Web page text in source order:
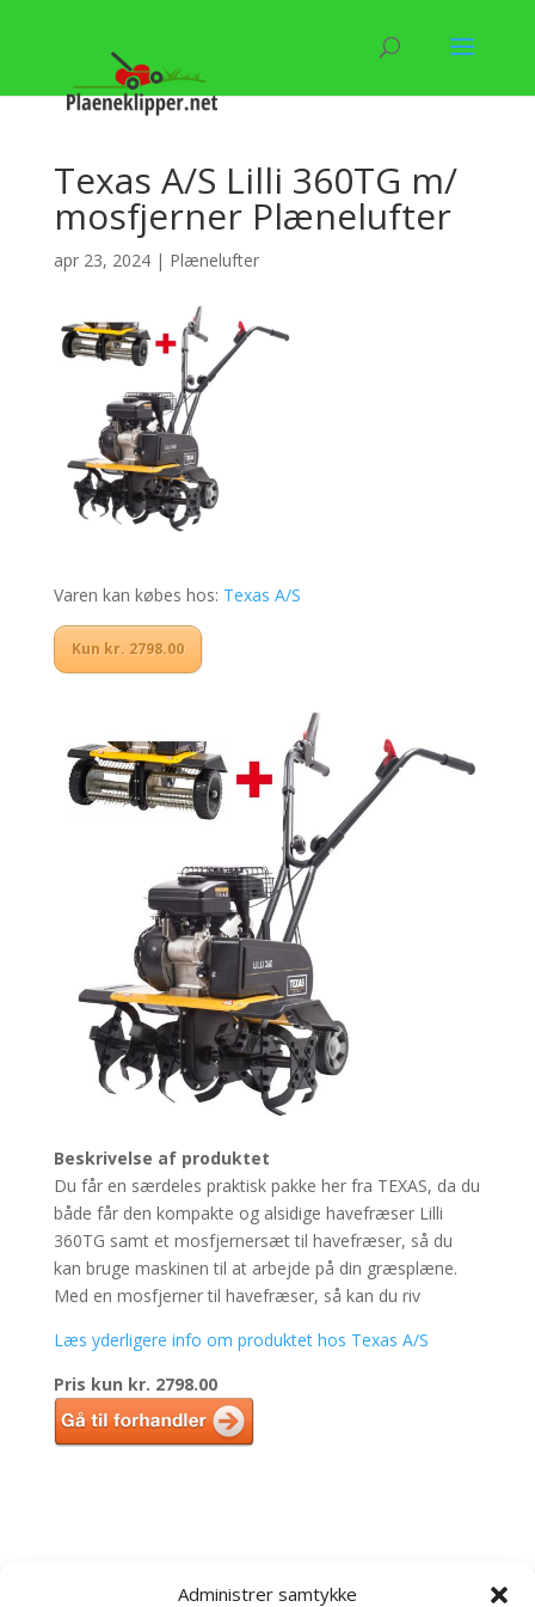
Administrer samtykke
Texas A/S Lilli 360TG m/
mosfjerner Plænelufter
apr 23, 2024| Plænelufter
Varen kan købes hos: Texas A/S
Kun kr. 2798.00
Beskrivelse af produktet
Du får en særdeles praktisk pakke her fra TEXAS, da du
både får den kompakte og alsidige havefræser Lilli
360TG samt et mosfjernersæt til havefræser, så du
kan bruge maskinen til at arbejde på din græsplæne.
Med en mosfjerner til havefræser, så kan du riv
Læs yderligere info om produktet hos Texas A/S
Pris kun kr. 2798.00